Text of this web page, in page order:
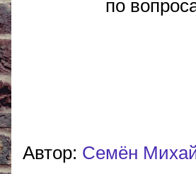
по
Автор: Cемён